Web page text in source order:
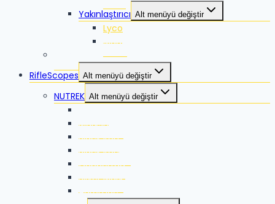
Yakınlaştırıcı Alt menüyü değiştir
Lyco
Mago
RifleScopes Alt menüyü değiştir
NUTREK Alt menüyü değiştir
Marksman
Black Iron
Black Iron ES
Coppertag
Silver Mark
Auromac